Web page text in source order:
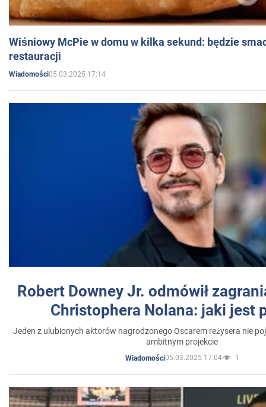
Wiśniowy McPie w domu w kilka sekund: będzie
restauracji
Wiadomości05.03.2025 17:14
Robert Downey Jr. odmówił
Christophera Nolana: jaki jest
Jeden z ulubionych aktorów nagrodzonego Oscarem reżysera nie
ambitnym projekcie
Wiadomości05.03.2025 17:04 1